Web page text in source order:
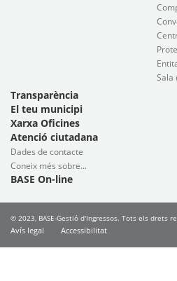
Sala
Transparència
El teu municipi
Xarxa Oficines
Atenció ciutadana
Dades de contacte
Coneix més sobre...
BASE On-line
© 2023, BASE-Gestió d'Ingressos. Tots els drets
Avís legal Accessibilitat